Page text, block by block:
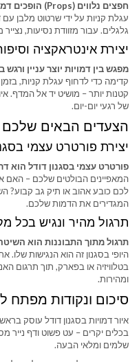
חפצים נלווים (Props) הופכים דמות בודדת לסצנה מלאת חיים.
עגלת קניות על ידי שרטוט מלבן עם
גלגלים. עבור מזוודת נסיעות,
יצירת אינטראקציה
מפגש בין דמויות יוצר עניין
קדימה כדי לדחוף עגלת קניות,
קטנות יותר – מושיט יד אל המדף.
של רגעי יום-יום.
הצעדים הבאים שלכם
יצירת פורטרט עצמי
פורטרט עצמי בסגנון דודל
המאפיינים הבולטים שלכם – האם
לכם כובע אהוב או תיק גב קבוע?
המגדירים את הדמות שלכם.
תרגול מהיר ונגיש בכל
תרגול מתוך התבוננות הוא
היופי בסגנון זה הוא הנגישות
בטלוויזיה או בפארק, תוך תרגום
ומהירות.
סיכום ונקודות מפתח
איור דמויות בסגנון דודל עוסק
בכלים יקרים – עט פשוט ודף נייר
שלמים ומלאי הבעה.